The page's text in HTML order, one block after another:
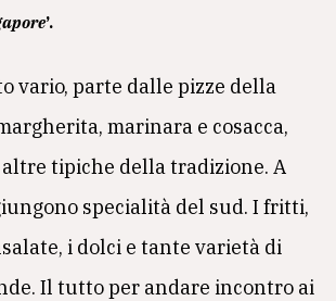
’.
vario, parte dalle pizze della
marinara e cosacca,
tipiche della tradizione. A
specialità del sud. I fritti,
i dolci e tante varietà di
Il tutto per andare incontro ai